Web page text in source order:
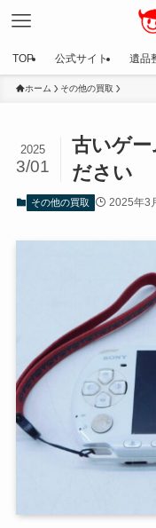
TOP 公式サイト 遺品
ホーム その他の買取
古いゲー
ださい
2025
3/01
その他の買取 2025年3